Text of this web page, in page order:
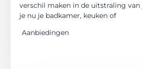
verschil maken in de uitstraling
je nu je badkamer, keuken of
Aanbiedingen